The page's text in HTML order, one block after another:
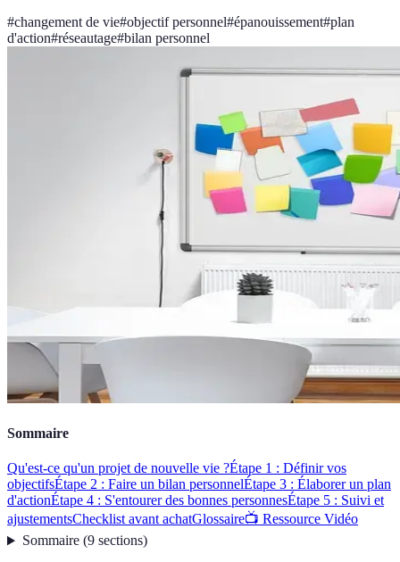
#changement de vie#objectif personnel#épanouissement#plan
d'action#réseautage#bilan personnel
Sommaire
Qu'est-ce qu'un projet de nouvelle vie ?Étape 1 : Définir vos
objectifsÉtape 2 : Faire un bilan personnelÉtape 3 : Élaborer un plan
d'actionÉtape 4 : S'entourer des bonnes personnesÉtape 5 : Suivi et
ajustementsChecklist avant achatGlossaire📺 Ressource Vidéo
Sommaire(9 sections)